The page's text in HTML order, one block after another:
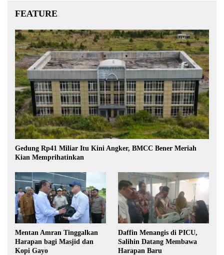
FEATURE
Gedung Rp41 Miliar Itu Kini Angker, BMCC Bener Meriah
Kian Memprihatinkan
Mentan Amran Tinggalkan
Harapan bagi Masjid dan
Kopi Gayo
Daffin Menangis di PICU,
Salihin Datang Membawa
Harapan Baru